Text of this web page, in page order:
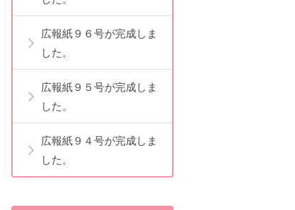
広報紙９６号が完成しま
した。
広報紙９５号が完成しま
した。
広報紙９４号が完成しま
した。